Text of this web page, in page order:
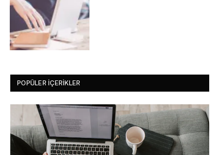
POPÜLER İÇERIKLER